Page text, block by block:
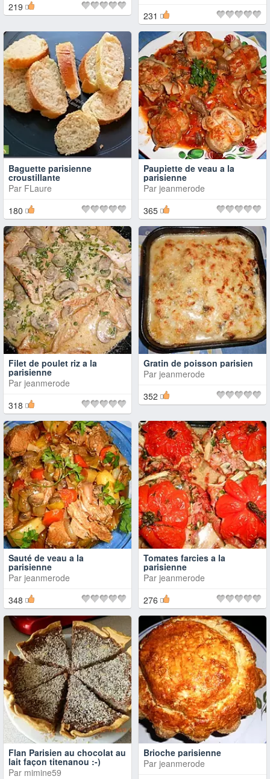
219
231
Baguette parisienne
croustillante
Par FLaure
180
Paupiette de veau a la
parisienne
Par jeanmerode
365
Filet de poulet riz a la
parisienne
Par jeanmerode
318
Gratin de poisson parisien
Par jeanmerode
352
Sauté de veau a la
parisienne
Par jeanmerode
348
Tomates farcies a la
parisienne
Par jeanmerode
276
Flan Parisien au chocolat au
lait façon titenanou :-)
Par mimine59
Brioche parisienne
Par jeanmerode